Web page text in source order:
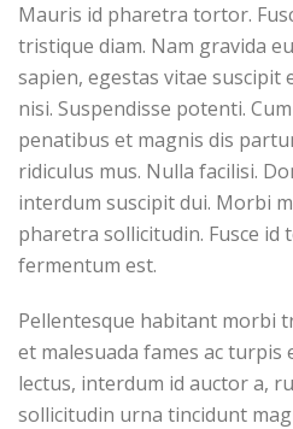
Mauris id pharetra tortor.
tristique diam. Nam gravida
sapien, egestas vitae
nisi. Suspendisse potenti.
penatibus et magnis dis
ridiculus mus. Nulla facilisi.
interdum suscipit dui. Morbi
pharetra sollicitudin. Fusce id
fermentum est.
Pellentesque habitant morbi
et malesuada fames ac turpis
lectus, interdum id auctor a,
sollicitudin urna tincidunt